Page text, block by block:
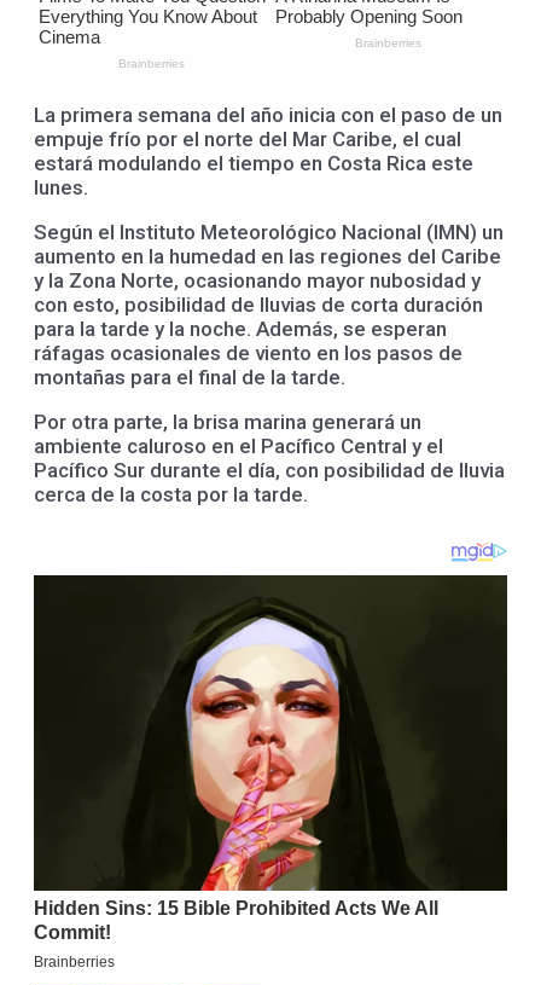
La primera semana del año inicia con el paso de un
empuje frío por el norte del Mar Caribe, el cual
estará modulando el tiempo en Costa Rica este
lunes.
Según el Instituto Meteorológico Nacional (IMN) un
aumento en la humedad en las regiones del Caribe
y la Zona Norte, ocasionando mayor nubosidad y
con esto, posibilidad de lluvias de corta duración
para la tarde y la noche. Además, se esperan
ráfagas ocasionales de viento en los pasos de
montañas para el final de la tarde.
Por otra parte, la brisa marina generará un
ambiente caluroso en el Pacífico Central y el
Pacífico Sur durante el día, con posibilidad de lluvia
cerca de la costa por la tarde.